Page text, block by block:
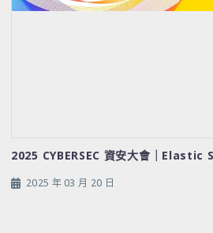
2025 CYBERSEC 資安大會｜Elastic
2025 年 03 月 20 日